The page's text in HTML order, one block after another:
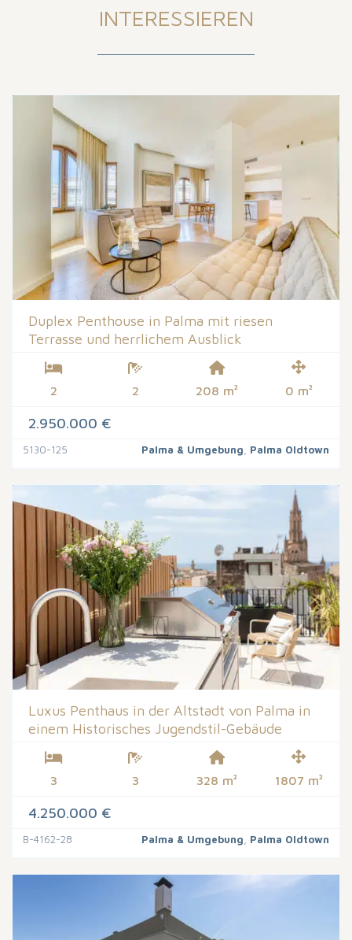
INTERESSIEREN
Duplex Penthouse in Palma mit riesen
Terrasse und herrlichem Ausblick
2 2 208 m² 0 m²
2.950.000 €
5130-125 Palma & Umgebung Palma Oldtown
Luxus Penthaus in der Altstadt von Palma in
einem Historisches Jugendstil-Gebäude
3 3 328 m² 1807 m²
4.250.000 €
B-4162-28 Palma & Umgebung Palma Oldtown